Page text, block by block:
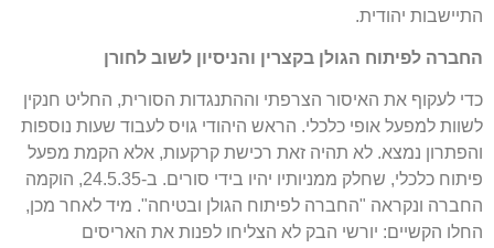
התיישבות יהודית.
החברה לפיתוח הגולן בקצרין והניסיון לשוב לחורן
כדי לעקוף את האיסור הצרפתי וההתנגדות הסורית, החליט חנקין
לשוות למפעל אופי כלכלי. הראש היהודי גויס לעבוד שעות נוספות
והפתרון נמצא. לא תהיה זאת רכישת קרקעות, אלא הקמת מפעל
פיתוח כלכלי, שחלק ממניותיו יהיו בידי סורים. ב-24.5.35, הוקמה
החברה ונקראה "החברה לפיתוח הגולן ובטיחה". מיד לאחר מכן,
החלו הקשיים: יורשי הבק לא הצליחו לפנות את האריסים